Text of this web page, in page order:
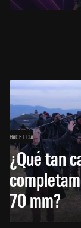
HACE 1 DÍA
¿Qué tan
70 mm?